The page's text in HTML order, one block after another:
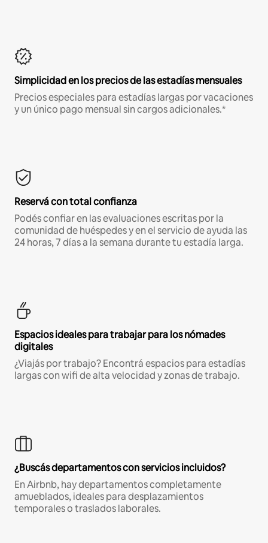
Simplicidad en los precios de las estadías mensuales
Precios especiales para estadías largas por vacaciones
y un único pago mensual sin cargos adicionales.*
Reservá con total confianza
Podés confiar en las evaluaciones escritas por la
comunidad de huéspedes y en el servicio de ayuda las
24 horas, 7 días a la semana durante tu estadía larga.
Espacios ideales para trabajar para los nómades
digitales
¿Viajás por trabajo? Encontrá espacios para estadías
largas con wifi de alta velocidad y zonas de trabajo.
¿Buscás departamentos con servicios incluidos?
En Airbnb, hay departamentos completamente
amueblados, ideales para desplazamientos
temporales o traslados laborales.